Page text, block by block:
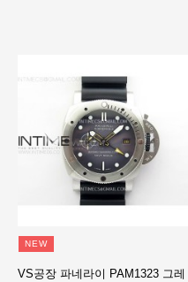
NEW
VS공장 파네라이 PAM1323 그레